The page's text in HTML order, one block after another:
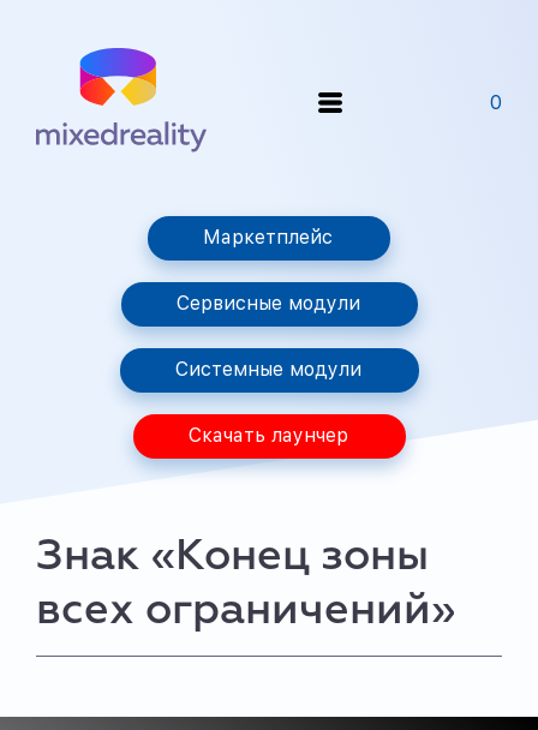
0
Маркетплейс
Сервисные модули
Системные модули
Скачать лаунчер
Знак «Конец зоны
всех ограничений»